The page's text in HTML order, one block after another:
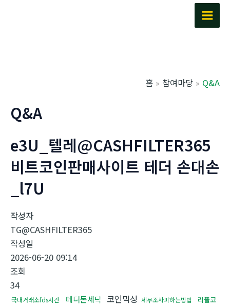
Main
홈 참여마당 Q&A
Q&A
e3U_텔레@CASHFILTER365
비트코인판매사이트 테더 손대손
_l7U
작성자
TG@CASHFILTER365
작성일
2026-06-20 09:14
조회
34
국내거래소fds시간 테더돈세탁 코인믹싱 세무조사피하는방법
리플코